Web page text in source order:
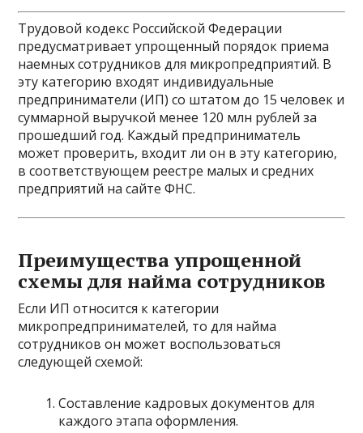
Трудовой кодекс Российской Федерации
предусматривает упрощенный порядок приема
наемных сотрудников для микропредприятий. В
эту категорию входят индивидуальные
предприниматели (ИП) со штатом до 15 человек и
суммарной выручкой менее 120 млн рублей за
прошедший год. Каждый предприниматель
может проверить, входит ли он в эту категорию,
в соответствующем реестре малых и средних
предприятий на сайте ФНС.
Преимущества упрощенной
схемы для найма сотрудников
Если ИП относится к категории
микропредпринимателей, то для найма
сотрудников он может воспользоваться
следующей схемой:
Составление кадровых документов для
каждого этапа оформления.